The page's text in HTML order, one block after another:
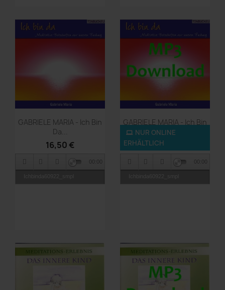
 Vorschau
GABRIELE MARIA - Ich Bin
Da...
16,50 €
Ichbinda60922_smpl
00:00
 Vorschau
GABRIELE MARIA - Ich Bin
Da...
9,90 €
NUR ONLINE
ERHÄLTLICH
Ichbinda60922_smpl
00:00